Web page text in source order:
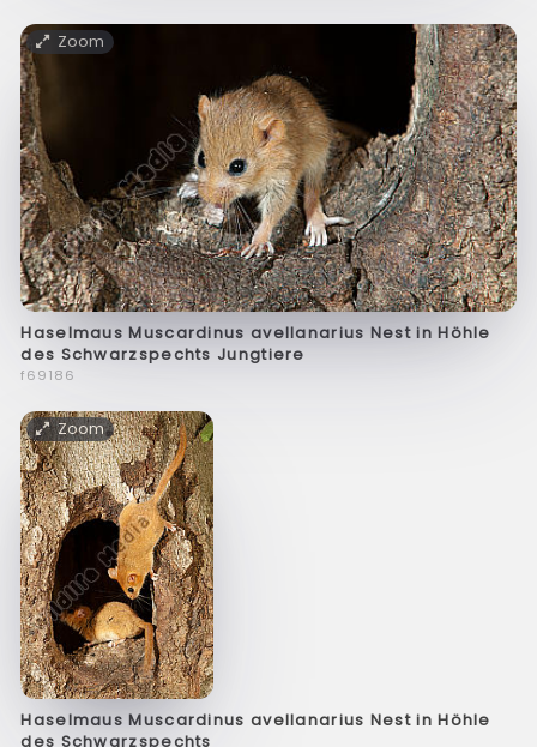
Zoom
Haselmaus Muscardinus avellanarius Nest in Höhle
des Schwarzspechts Jungtiere
f69186
Zoom
Haselmaus Muscardinus avellanarius Nest in Höhle
des Schwarzspechts